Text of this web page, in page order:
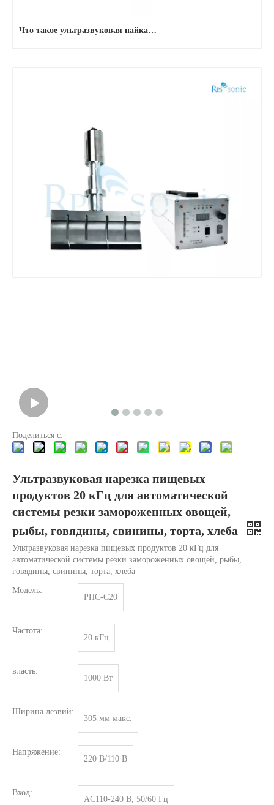
Что такое ультразвуковое олова? Ультразвуковое олова - это
Что такое технология ультразвукового диспергирования пигментов?
В настоящее время исследования по добыче антиоксидантов и
Поделиться с:
Ультразвуковая нарезка пищевых
продуктов 20 кГц для автоматической
системы резки замороженных овощей,
рыбы, говядины, свинины, торта, хлеба
Ультразвуковая нарезка пищевых продуктов 20 кГц для
автоматической системы резки замороженных овощей, рыбы,
говядины, свинины, торта, хлеба
Модель:
РПС-С20
Частота:
20 кГц
власть:
1000 Вт
Ширина лезвий:
305 мм макс.
Напряжение:
220 В/110 В
Вход:
AC110-240 В, 50/60 Гц